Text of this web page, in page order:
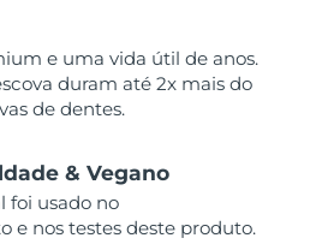
e uma vida útil de anos.
duram até 2x mais do
de dentes.
& Vegano
foi usado no
e nos testes deste produto.